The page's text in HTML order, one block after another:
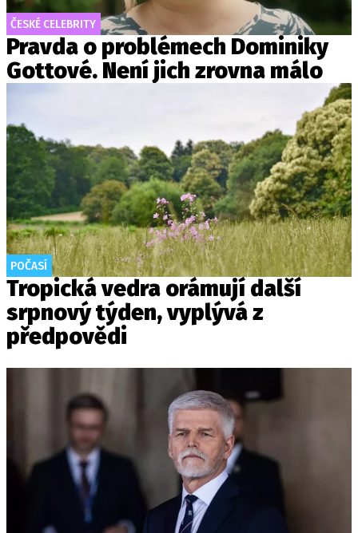
ČESKÉ CELEBRITY
Pravda o problémech Dominiky
Gottové. Není jich zrovna málo
POČASÍ
Tropická vedra orámují další
srpnový týden, vyplývá z
předpovědi